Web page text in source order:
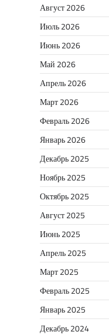
Август 2026
Июль 2026
Июнь 2026
Май 2026
Апрель 2026
Март 2026
Февраль 2026
Январь 2026
Декабрь 2025
Ноябрь 2025
Октябрь 2025
Август 2025
Июнь 2025
Апрель 2025
Март 2025
Февраль 2025
Январь 2025
Декабрь 2024